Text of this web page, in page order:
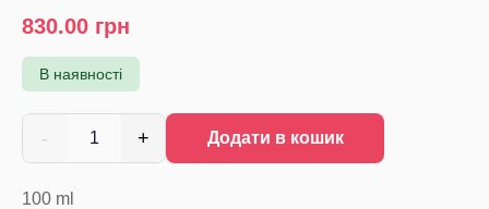
830.00 грн
В наявності
- 1 + Додати в кошик
100 ml